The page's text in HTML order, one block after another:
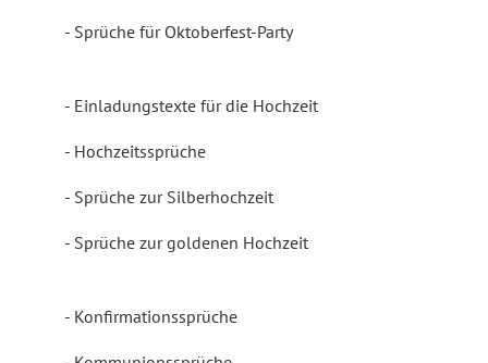
Sprüche für Oktoberfest-Party
Einladungstexte für die Hochzeit
Hochzeitssprüche
Sprüche zur Silberhochzeit
Sprüche zur goldenen Hochzeit
Konfirmationssprüche